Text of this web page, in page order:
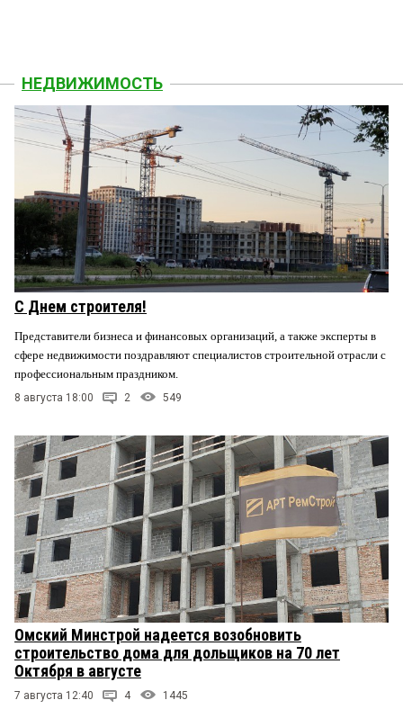
НЕДВИЖИМОСТЬ
С Днем строителя!
Представители бизнеса и финансовых организаций, а также эксперты в
сфере недвижимости поздравляют специалистов строительной отрасли с
профессиональным праздником.
8 августа 18:00 2 549
Омский Минстрой надеется возобновить
строительство дома для дольщиков на 70 лет
Октября в августе
7 августа 12:40 4 1445